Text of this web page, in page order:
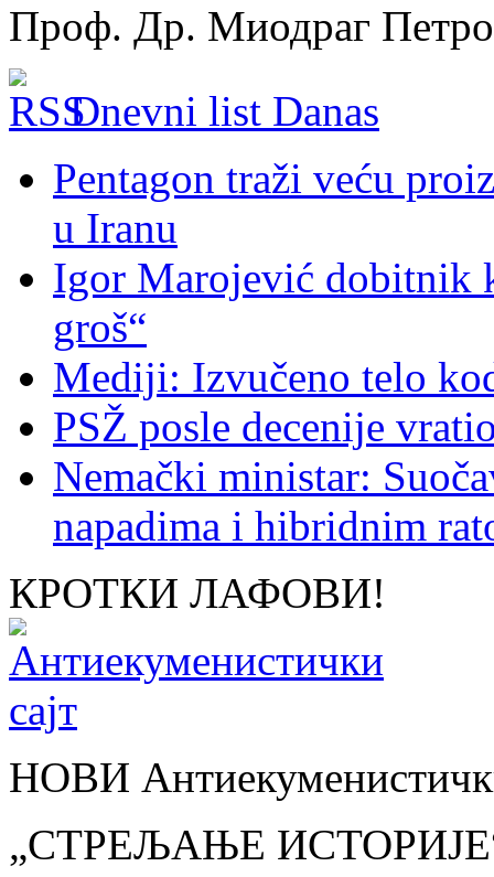
Проф. Др. Миодраг
Dnevni list Danas
Pentagon traži veću
u Iranu
Igor Marojević dobitnik
groš“
Mediji: Izvučeno telo
PSŽ posle decenije
Nemački ministar:
napadima i hibridnim
КРОТКИ ЛАФОВИ!
НОВИ
„СТРЕЉАЊЕ